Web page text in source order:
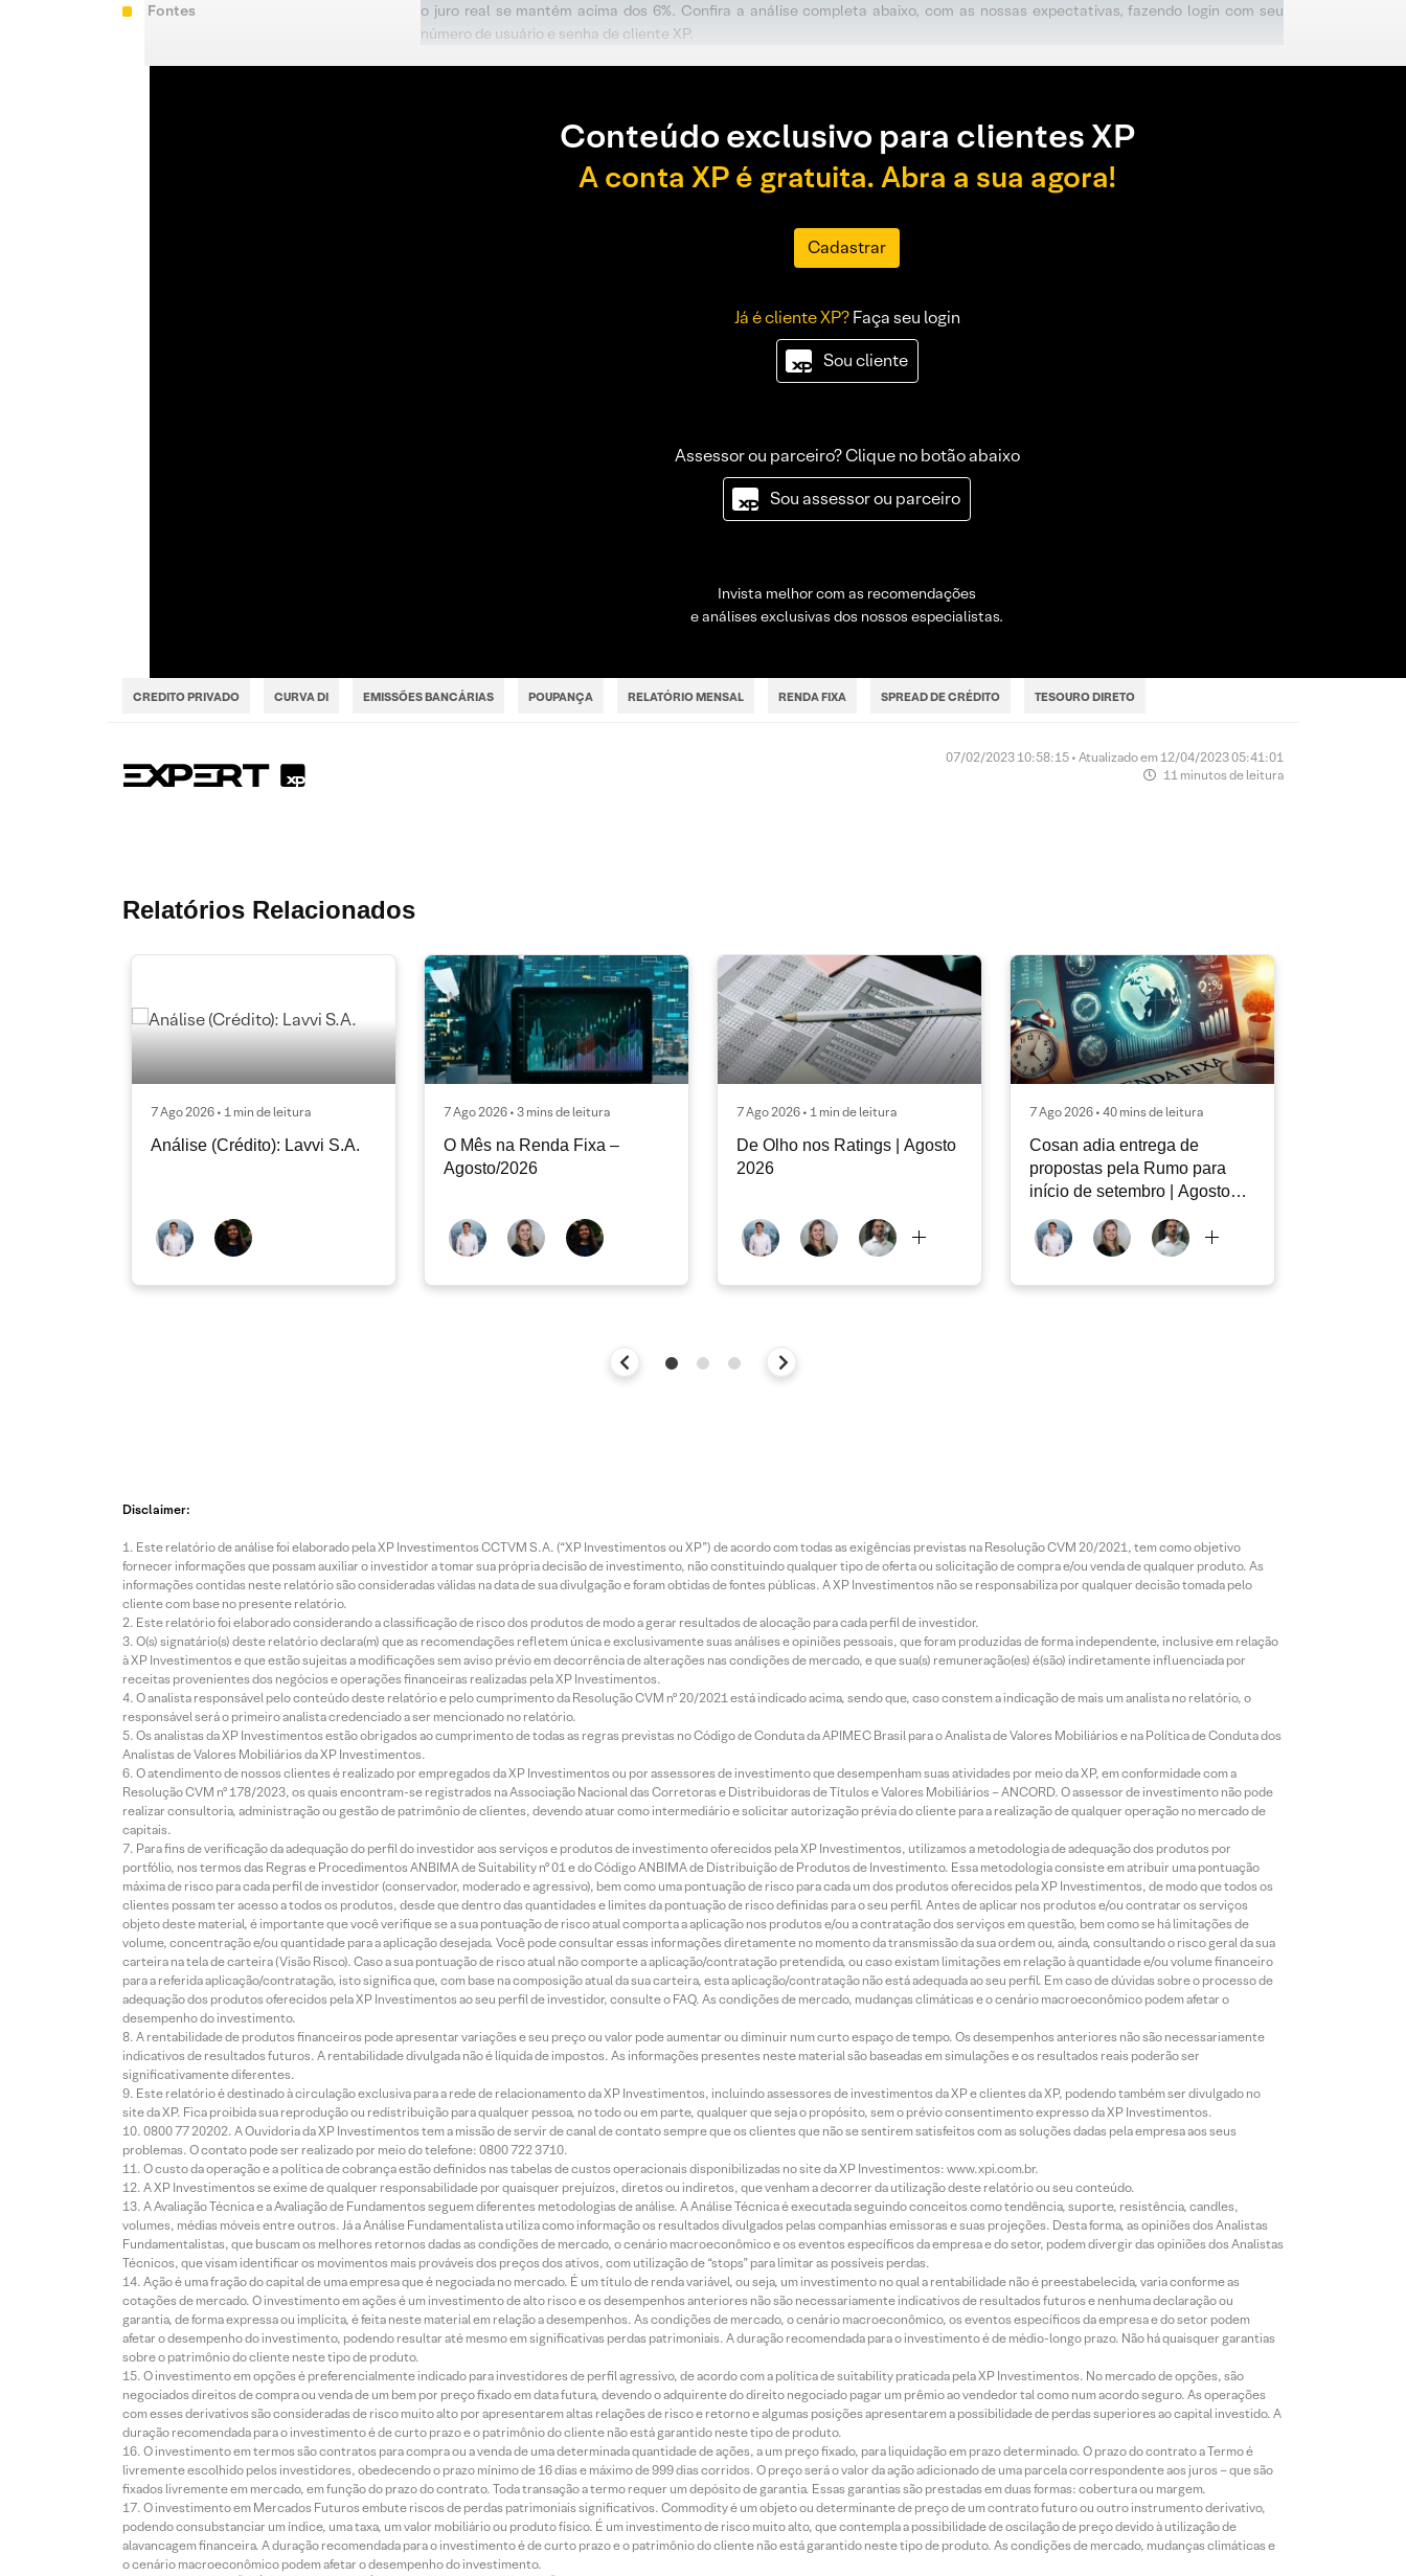
Fontes
o juro real se mantém acima dos 6%. Confira a análise completa abaixo, com as nossas expectativas, fazendo login com seu
número de usuário e senha de cliente XP.
Conteúdo exclusivo para clientes XP
A conta XP é gratuita. Abra a sua agora!
Cadastrar
Já é cliente XP?Faça seu login
Sou cliente
Assessor ou parceiro? Clique no botão abaixo
Sou assessor ou parceiro
Invista melhor com as recomendações
e análises exclusivas dos nossos especialistas.
CREDITO PRIVADO CURVA DI EMISSÕES BANCÁRIAS POUPANÇA RELATÓRIO MENSAL RENDA FIXA SPREAD DE CRÉDITO TESOURO DIRETO
07/02/2023 10:58:15 • Atualizado em 12/04/2023 05:41:01
11 minutos de leitura
Relatórios Relacionados
7 Ago 2026 • 1 min de leitura
Análise (Crédito): Lavvi S.A.
7 Ago 2026 • 3 mins de leitura
O Mês na Renda Fixa –
Agosto/2026
7 Ago 2026 • 1 min de leitura
De Olho nos Ratings | Agosto
2026
7 Ago 2026 • 40 mins de leitura
Cosan adia entrega de
propostas pela Rumo para
início de setembro | Agosto
Disclaimer:
Este relatório de análise foi elaborado pela XP Investimentos CCTVM S.A. (“XP Investimentos ou XP”) de acordo com todas as exigências previstas na Resolução CVM 20/2021, tem como objetivo
fornecer informações que possam auxiliar o investidor a tomar sua própria decisão de investimento, não constituindo qualquer tipo de oferta ou solicitação de compra e/ou venda de qualquer produto. As
informações contidas neste relatório são consideradas válidas na data de sua divulgação e foram obtidas de fontes públicas. A XP Investimentos não se responsabiliza por qualquer decisão tomada pelo
cliente com base no presente relatório.
Este relatório foi elaborado considerando a classificação de risco dos produtos de modo a gerar resultados de alocação para cada perfil de investidor.
O(s) signatário(s) deste relatório declara(m) que as recomendações refletem única e exclusivamente suas análises e opiniões pessoais, que foram produzidas de forma independente, inclusive em relação
à XP Investimentos e que estão sujeitas a modificações sem aviso prévio em decorrência de alterações nas condições de mercado, e que sua(s) remuneração(es) é(são) indiretamente influenciada por
receitas provenientes dos negócios e operações financeiras realizadas pela XP Investimentos.
O analista responsável pelo conteúdo deste relatório e pelo cumprimento da Resolução CVM nº 20/2021 está indicado acima, sendo que, caso constem a indicação de mais um analista no relatório, o
responsável será o primeiro analista credenciado a ser mencionado no relatório.
Os analistas da XP Investimentos estão obrigados ao cumprimento de todas as regras previstas no Código de Conduta da APIMEC Brasil para o Analista de Valores Mobiliários e na Política de Conduta dos
Analistas de Valores Mobiliários da XP Investimentos.
O atendimento de nossos clientes é realizado por empregados da XP Investimentos ou por assessores de investimento que desempenham suas atividades por meio da XP, em conformidade com a
Resolução CVM nº 178/2023, os quais encontram-se registrados na Associação Nacional das Corretoras e Distribuidoras de Títulos e Valores Mobiliários – ANCORD. O assessor de investimento não pode
realizar consultoria, administração ou gestão de patrimônio de clientes, devendo atuar como intermediário e solicitar autorização prévia do cliente para a realização de qualquer operação no mercado de
capitais.
Para fins de verificação da adequação do perfil do investidor aos serviços e produtos de investimento oferecidos pela XP Investimentos, utilizamos a metodologia de adequação dos produtos por
portfólio, nos termos das Regras e Procedimentos ANBIMA de Suitability nº 01 e do Código ANBIMA de Distribuição de Produtos de Investimento. Essa metodologia consiste em atribuir uma pontuação
máxima de risco para cada perfil de investidor (conservador, moderado e agressivo), bem como uma pontuação de risco para cada um dos produtos oferecidos pela XP Investimentos, de modo que todos os
clientes possam ter acesso a todos os produtos, desde que dentro das quantidades e limites da pontuação de risco definidas para o seu perfil. Antes de aplicar nos produtos e/ou contratar os serviços
objeto deste material, é importante que você verifique se a sua pontuação de risco atual comporta a aplicação nos produtos e/ou a contratação dos serviços em questão, bem como se há limitações de
volume, concentração e/ou quantidade para a aplicação desejada. Você pode consultar essas informações diretamente no momento da transmissão da sua ordem ou, ainda, consultando o risco geral da sua
carteira na tela de carteira (Visão Risco). Caso a sua pontuação de risco atual não comporte a aplicação/contratação pretendida, ou caso existam limitações em relação à quantidade e/ou volume financeiro
para a referida aplicação/contratação, isto significa que, com base na composição atual da sua carteira, esta aplicação/contratação não está adequada ao seu perfil. Em caso de dúvidas sobre o processo de
adequação dos produtos oferecidos pela XP Investimentos ao seu perfil de investidor, consulte o FAQ. As condições de mercado, mudanças climáticas e o cenário macroeconômico podem afetar o
desempenho do investimento.
A rentabilidade de produtos financeiros pode apresentar variações e seu preço ou valor pode aumentar ou diminuir num curto espaço de tempo. Os desempenhos anteriores não são necessariamente
indicativos de resultados futuros. A rentabilidade divulgada não é líquida de impostos. As informações presentes neste material são baseadas em simulações e os resultados reais poderão ser
significativamente diferentes.
Este relatório é destinado à circulação exclusiva para a rede de relacionamento da XP Investimentos, incluindo assessores de investimentos da XP e clientes da XP, podendo também ser divulgado no
site da XP. Fica proibida sua reprodução ou redistribuição para qualquer pessoa, no todo ou em parte, qualquer que seja o propósito, sem o prévio consentimento expresso da XP Investimentos.
0800 77 20202. A Ouvidoria da XP Investimentos tem a missão de servir de canal de contato sempre que os clientes que não se sentirem satisfeitos com as soluções dadas pela empresa aos seus
problemas. O contato pode ser realizado por meio do telefone: 0800 722 3710.
O custo da operação e a política de cobrança estão definidos nas tabelas de custos operacionais disponibilizadas no site da XP Investimentos: www.xpi.com.br.
A XP Investimentos se exime de qualquer responsabilidade por quaisquer prejuízos, diretos ou indiretos, que venham a decorrer da utilização deste relatório ou seu conteúdo.
A Avaliação Técnica e a Avaliação de Fundamentos seguem diferentes metodologias de análise. A Análise Técnica é executada seguindo conceitos como tendência, suporte, resistência, candles,
volumes, médias móveis entre outros. Já a Análise Fundamentalista utiliza como informação os resultados divulgados pelas companhias emissoras e suas projeções. Desta forma, as opiniões dos Analistas
Fundamentalistas, que buscam os melhores retornos dadas as condições de mercado, o cenário macroeconômico e os eventos específicos da empresa e do setor, podem divergir das opiniões dos Analistas
Técnicos, que visam identificar os movimentos mais prováveis dos preços dos ativos, com utilização de “stops” para limitar as possíveis perdas.
Ação é uma fração do capital de uma empresa que é negociada no mercado. É um título de renda variável, ou seja, um investimento no qual a rentabilidade não é preestabelecida, varia conforme as
cotações de mercado. O investimento em ações é um investimento de alto risco e os desempenhos anteriores não são necessariamente indicativos de resultados futuros e nenhuma declaração ou
garantia, de forma expressa ou implícita, é feita neste material em relação a desempenhos. As condições de mercado, o cenário macroeconômico, os eventos específicos da empresa e do setor podem
afetar o desempenho do investimento, podendo resultar até mesmo em significativas perdas patrimoniais. A duração recomendada para o investimento é de médio-longo prazo. Não há quaisquer garantias
sobre o patrimônio do cliente neste tipo de produto.
O investimento em opções é preferencialmente indicado para investidores de perfil agressivo, de acordo com a política de suitability praticada pela XP Investimentos. No mercado de opções, são
negociados direitos de compra ou venda de um bem por preço fixado em data futura, devendo o adquirente do direito negociado pagar um prêmio ao vendedor tal como num acordo seguro. As operações
com esses derivativos são consideradas de risco muito alto por apresentarem altas relações de risco e retorno e algumas posições apresentarem a possibilidade de perdas superiores ao capital investido. A
duração recomendada para o investimento é de curto prazo e o patrimônio do cliente não está garantido neste tipo de produto.
O investimento em termos são contratos para compra ou a venda de uma determinada quantidade de ações, a um preço fixado, para liquidação em prazo determinado. O prazo do contrato a Termo é
livremente escolhido pelos investidores, obedecendo o prazo mínimo de 16 dias e máximo de 999 dias corridos. O preço será o valor da ação adicionado de uma parcela correspondente aos juros – que são
fixados livremente em mercado, em função do prazo do contrato. Toda transação a termo requer um depósito de garantia. Essas garantias são prestadas em duas formas: cobertura ou margem.
O investimento em Mercados Futuros embute riscos de perdas patrimoniais significativos. Commodity é um objeto ou determinante de preço de um contrato futuro ou outro instrumento derivativo,
podendo consubstanciar um índice, uma taxa, um valor mobiliário ou produto físico. É um investimento de risco muito alto, que contempla a possibilidade de oscilação de preço devido à utilização de
alavancagem financeira. A duração recomendada para o investimento é de curto prazo e o patrimônio do cliente não está garantido neste tipo de produto. As condições de mercado, mudanças climáticas e
o cenário macroeconômico podem afetar o desempenho do investimento.